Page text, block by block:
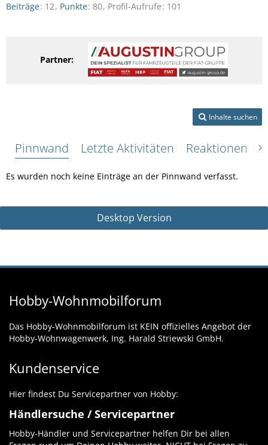
Beiträge 12 Punkte 80 Profil-Aufrufe 101
Partner:
Inhalte suchen
Pinnwand Letzte Aktivitäten Reaktionen
Es wurden noch keine Einträge an der Pinnwand verfasst.
Desktop Version
Hobby-Wohnmobilforum
Das Hobby-Wohnmobilforum ist KEIN offizielles Angebot der
Hobby-Wohnwagenwerk, Ing. Harald Striewski GmbH.
Kundenservice
Hier findest Du Servicepartner von Hobby:
Händlersuche / Servicepartner
Hobby-Händler und Servicepartner helfen Dir bei allen